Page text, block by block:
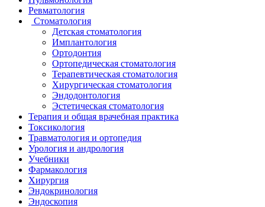
Ревматология
Стоматология
Детская стоматология
Имплантология
Ортодонтия
Ортопедическая стоматология
Терапевтическая стоматология
Хирургическая стоматология
Эндодонтология
Эстетическая стоматология
Терапия и общая врачебная практика
Токсикология
Травматология и ортопедия
Урология и андрология
Учебники
Фармакология
Хирургия
Эндокринология
Эндоскопия